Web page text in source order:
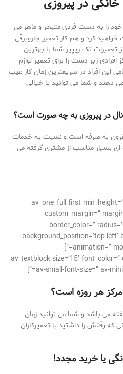
خود را به دست فردی متبحر و ماهر می
کرد و هم کار تعمیر جاروبرقی
تک ریپیر شما با بهترین
افرادی زبر دست را برای تعمیر لوازم
این افراد در سریعترین زمان کار عیب
دهند و شما می توانید با خیالی
در پیروزی به چه صورت است؟
به صرفه است و نسبت به خدمات
ای بسیار مناسب از مشتری گرفته می
[av_one_full first
custom_margin=”
border_color=”
background_position=’top left’
animation=”
[av_textblock size=’15’
av-small-font-size=” av-
هر روزه است؟
می باشد و شما می توانید زمان
که وقتش را داشتید با تعمیرکاران
یا خرید مجدد!